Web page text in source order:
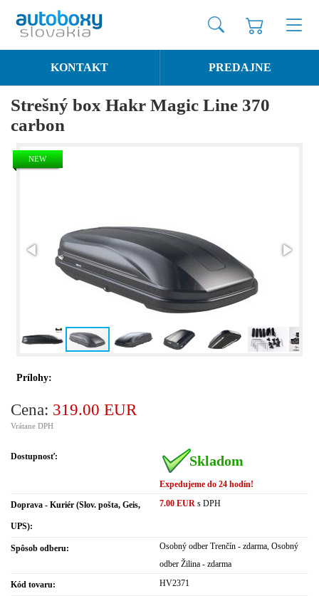
KONTAKT PREDAJNE
Strešný box Hakr Magic Line 370
carbon
NEW
Prílohy:
Cena: 319.00 EUR
Vrátane DPH
Dostupnosť: Skladom
Expedujeme do 24 hodín!
Doprava - Kuriér (Slov. pošta, Geis,
UPS):
7.00 EUR s DPH
Spôsob odberu:
Osobný odber Trenčín - zdarma, Osobný
odber Žilina - zdarma
Kód tovaru: HV2371